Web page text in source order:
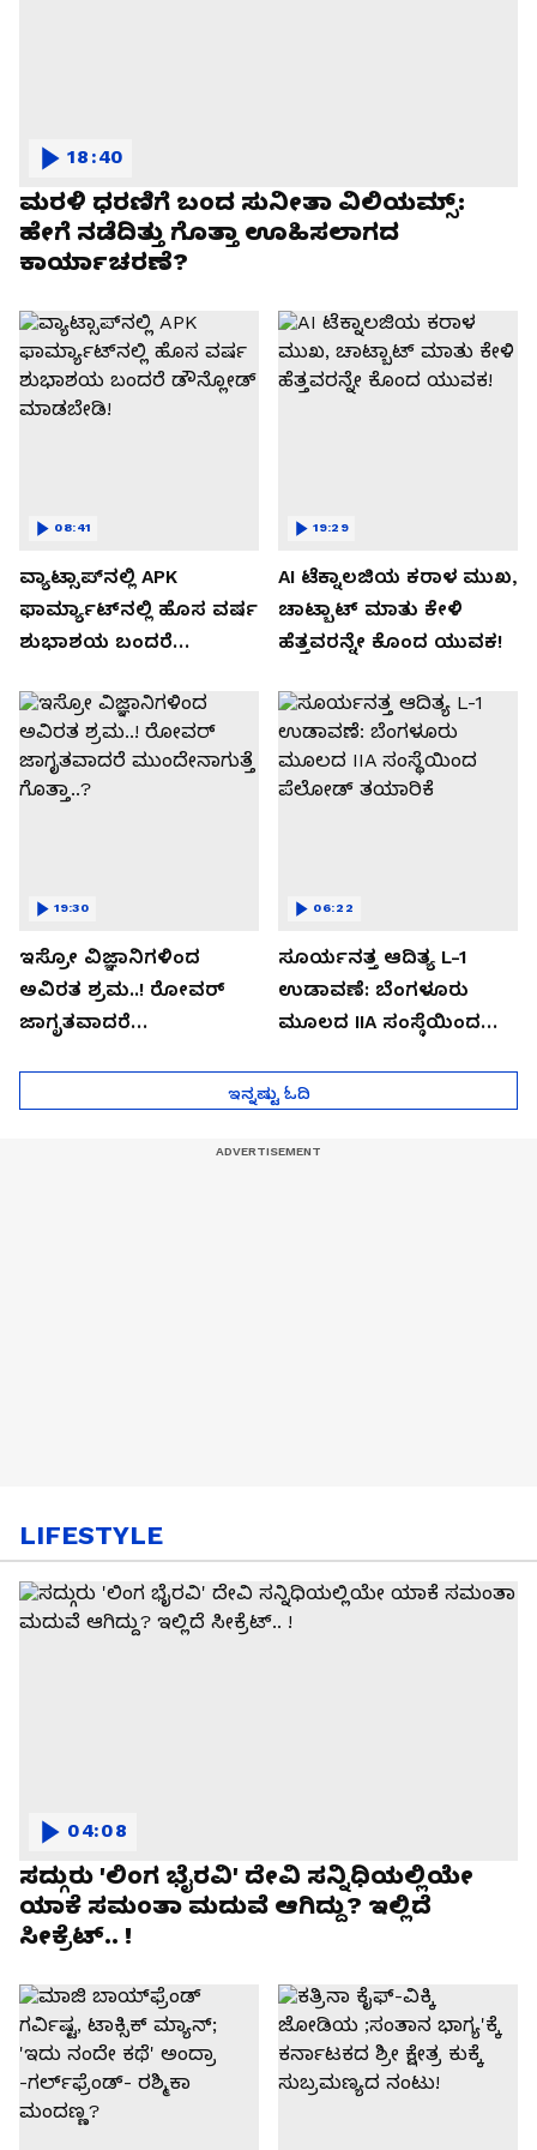
ಮರಳಿ ಧರಣಿಗೆ ಬಂದ ಸುನೀತಾ ವಿಲಿಯಮ್ಸ್:
ಹೇಗೆ ನಡೆದಿತ್ತು ಗೊತ್ತಾ ಊಹಿಸಲಾಗದ
ಕಾರ್ಯಾಚರಣೆ?
18:40
ವ್ಯಾಟ್ಸಾಪ್‌ನಲ್ಲಿ APK
ಫಾರ್ಮ್ಯಾಟ್‌ನಲ್ಲಿ ಹೊಸ ವರ್ಷ
ಶುಭಾಶಯ ಬಂದರೆ
08:41
AI ಟೆಕ್ನಾಲಜಿಯ ಕರಾಳ ಮುಖ,
ಚಾಟ್ಬಾಟ್ ಮಾತು ಕೇಳಿ
ಹೆತ್ತವರನ್ನೇ ಕೊಂದ ಯುವಕ!
19:29
ಇಸ್ರೋ ವಿಜ್ಞಾನಿಗಳಿಂದ
ಅವಿರತ ಶ್ರಮ..! ರೋವರ್
ಜಾಗೃತವಾದರೆ
19:30
ಸೂರ್ಯನತ್ತ ಆದಿತ್ಯ L-1
ಉಡಾವಣೆ: ಬೆಂಗಳೂರು
ಮೂಲದ IIA ಸಂಸ್ಥೆಯಿಂದ
06:22
ಇನ್ನಷ್ಟು ಓದಿ
LIFESTYLE
ಸದ್ಗುರು 'ಲಿಂಗ ಭೈರವಿ' ದೇವಿ ಸನ್ನಿಧಿಯಲ್ಲಿಯೇ
ಯಾಕೆ ಸಮಂತಾ ಮದುವೆ ಆಗಿದ್ದು? ಇಲ್ಲಿದೆ
ಸೀಕ್ರೆಟ್.. !
04:08